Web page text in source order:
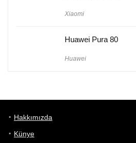
Xiaomi
Huawei Pura 80
Huawei
Hakkımızda
Künye